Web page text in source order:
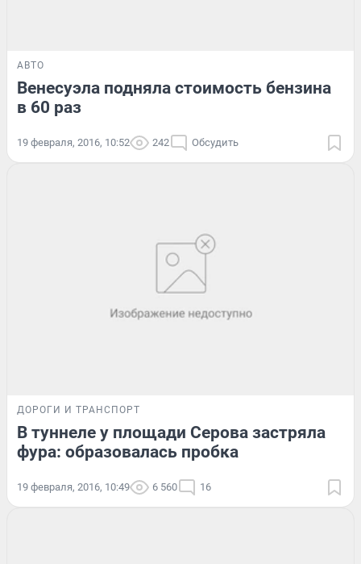
АВТО
Венесуэла подняла стоимость бензина
в 60 раз
19 февраля, 2016, 10:52 242 Обсудить
ДОРОГИ И ТРАНСПОРТ
В туннеле у площади Серова застряла
фура: образовалась пробка
19 февраля, 2016, 10:49 6 560 16